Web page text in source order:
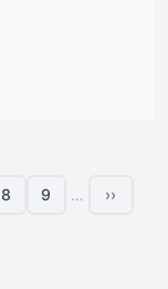
Side
8
Side
9 …
Næste
››